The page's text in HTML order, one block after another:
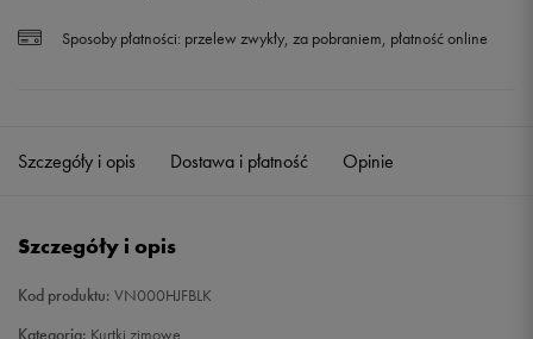
Sposoby płatności: przelew zwykły, za pobraniem, płatność online
Szczegóły i opis Dostawa i płatność Opinie
Szczegóły i opis
Kod produktu: VN000HJFBLK
Kategoria: Kurtki zimowe